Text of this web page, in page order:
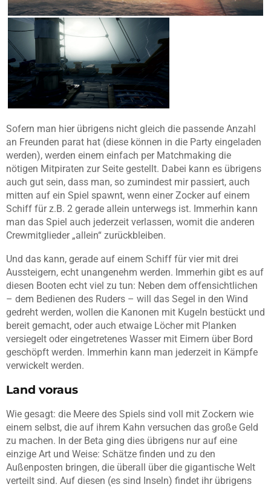
Sofern man hier übrigens nicht gleich die passende Anzahl
an Freunden parat hat (diese können in die Party eingeladen
werden), werden einem einfach per Matchmaking die
nötigen Mitpiraten zur Seite gestellt. Dabei kann es übrigens
auch gut sein, dass man, so zumindest mir passiert, auch
mitten auf ein Spiel spawnt, wenn einer Zocker auf einem
Schiff für z.B. 2 gerade allein unterwegs ist. Immerhin kann
man das Spiel auch jederzeit verlassen, womit die anderen
Crewmitglieder „allein“ zurückbleiben.
Und das kann, gerade auf einem Schiff für vier mit drei
Aussteigern, echt unangenehm werden. Immerhin gibt es auf
diesen Booten echt viel zu tun: Neben dem offensichtlichen
– dem Bedienen des Ruders – will das Segel in den Wind
gedreht werden, wollen die Kanonen mit Kugeln bestückt und
bereit gemacht, oder auch etwaige Löcher mit Planken
versiegelt oder eingetretenes Wasser mit Eimern über Bord
geschöpft werden. Immerhin kann man jederzeit in Kämpfe
verwickelt werden.
Land voraus
Wie gesagt: die Meere des Spiels sind voll mit Zockern wie
einem selbst, die auf ihrem Kahn versuchen das große Geld
zu machen. In der Beta ging dies übrigens nur auf eine
einzige Art und Weise: Schätze finden und zu den
Außenposten bringen, die überall über die gigantische Welt
verteilt sind. Auf diesen (es sind Inseln) findet ihr übrigens